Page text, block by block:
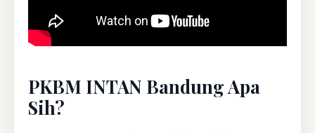
PKBM INTAN Bandung Apa
Sih?